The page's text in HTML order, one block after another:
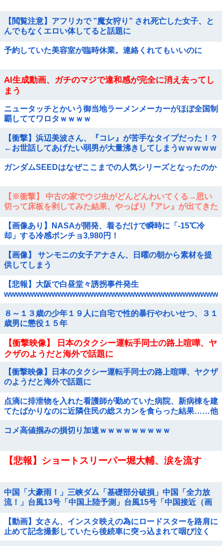
【閲覧注意】アフリカで ”魔女狩り” され死亡した女子、と
んでもなくエロい体してると話題に
予約していた美容室が臨時休業。連絡くれてもいいのに
AI生成動画、ガチのマジで違和感が完全に消え去ってし
まう
ニュータッチとかいう御当地ラーメンメーカーがほぼ全国制
覇しててワロタｗｗｗｗ
【衝撃】浜辺美波さん、『コレ』が苦手なタイプだった！？
←お世話してあげたい弱男が大量沸きしてしまうw w w w w
ガンダムSEEDはなぜここまでの人気シリーズとなったのか
【※衝撃】 中古の家でウジ虫がどんどんわいてくる→思い
切って床板を剥してみた結果、やっぱり『アレ』が出てきた
【画像あり】NASAが開発、着るだけで瞬時に「-15℃冷
却」する冷感ポンチョ3,980円！
【画像】 サンモニの女子アナさん、日曜の朝から素材を提
供してしまう
【悲報】大阪で白昼堂々誘拐事件発生
wwwwwwwwwwwwwwwwwwwwwwwwwwwwwwwwwwww
８～１３歳の少年１９人に自宅で性的暴行やわいせつ、３１
歳男に懲役１５年
【衝撃映像】 日本のタクシー運転手同士の路上喧嘩、ヤ
クザのようだと海外で話題に
【衝撃映像】日本のタクシー運転手同士の路上喧嘩、ヤクザ
のようだと海外で話題に
点滴に排泄物を入れた看護師が勤めていた病院、新病棟を建
てたばかりなのに近隣住民の総スカンを食らった結果……他
コメ高値掴みの損切り加速ｗｗｗｗｗｗｗｗｗ
【悲報】ショートスリーパー堀大輔、涙を流す
中国「大豪雨！」三峡ダム「基礎部分破損」中国「全力放
流！」台風13号「中国上陸予測」台風15号「中国接近（画
【動画】女さん、インスタ映えの為にロードスターを路肩に
止めて記念撮影していたら後続車に突っ込まれて咽び泣く